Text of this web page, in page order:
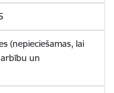
(nepieciešamas, lai
un